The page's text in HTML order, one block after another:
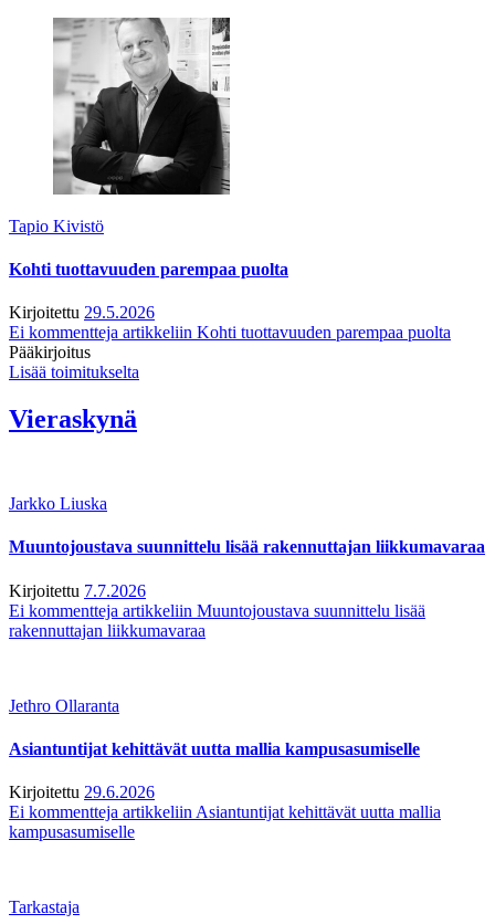
Tapio Kivistö
Kohti tuottavuuden parempaa puolta
Kirjoitettu 29.5.2026
Ei kommentteja artikkeliin Kohti tuottavuuden parempaa puolta
Pääkirjoitus
Lisää toimitukselta
Vieraskynä
Jarkko Liuska
Muuntojoustava suunnittelu lisää rakennuttajan liikkumavaraa
Kirjoitettu 7.7.2026
Ei kommentteja artikkeliin Muuntojoustava suunnittelu lisää
rakennuttajan liikkumavaraa
Jethro Ollaranta
Asiantuntijat kehittävät uutta mallia kampusasumiselle
Kirjoitettu 29.6.2026
Ei kommentteja artikkeliin Asiantuntijat kehittävät uutta mallia
kampusasumiselle
Tarkastaja